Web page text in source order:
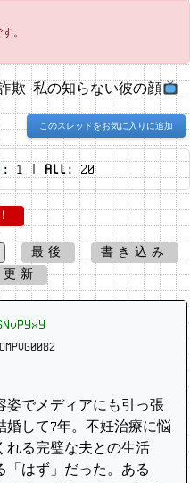
。
欺 私の知らない彼の顔
このスレッドをお気に入りに追加
: 1 | All: 20
最後
書き込み
更新
OMPVG0082
姿でメディアにも引っ張
婚して7年。不妊治療に悩
れる完璧な夫との生活
「はず」だった。ある